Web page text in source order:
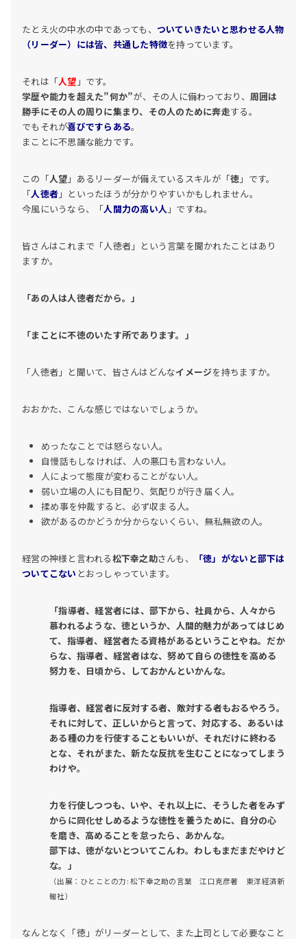
たとえ火の中水の中であっても、 ついていきたいと思わせる人物
（リーダー）には皆、共通した特徴を持っています。
それは「人望 」です。
学歴や能力を超えた”何か”が、その人に備わっており、 周囲は
勝手にその人の周りに集まり、その人のために奔走する。
でもそれが喜びですらある。
まことに不思議な能力です。
この「人望 」あるリーダーが備えているスキルが「徳 」です。
「人徳者 」といったほうが分かりやすいかもしれません。
今風にいうなら、「人間力の高い人 」ですね。
皆さんはこれまで「人徳者」という言葉を聞かれたことはあり
ますか。
「あの人は人徳者だから。」
「まことに不徳のいたす所であります。」
「人徳者」と聞いて、皆さんはどんなイメージを持ちますか。
おおかた、こんな感じではないでしょうか。
めったなことでは怒らない人。
自慢話もしなければ、人の悪口も言わない人。
人によって態度が変わることがない人。
弱い立場の人にも目配り、気配りが行き届く人。
揉め事を仲裁すると、必ず収まる人。
欲があるのかどうか分からないくらい、無私無欲の人。
経営の神様と言われる松下幸之助さんも、
「徳」がないと部下は
ついてこない とおっしゃっています。
「指導者、経営者には、部下から、社員から、人々から
慕われるような、徳というか、人間的魅力があってはじめ
て、指導者、経営者たる資格があるということやね。だか
らな、指導者、経営者はな、努めて自らの徳性を高める
努力を、日頃から、しておかんといかんな。
指導者、経営者に反対する者、敵対する者もおるやろう。
それに対して、正しいからと言って、対応する、あるいは
ある種の力を行使することもいいが、それだけに終わる
とな、それがまた、新たな反抗を生むことになってしまう
わけや。
力を行使しつつも、いや、それ以上に、そうした者をみず
からに同化せしめるような徳性を養うために、自分の心
を磨き、高めることを怠ったら、あかんな。
部下は、徳がないとついてこんわ。わしもまだまだやけど
な。」
（出展：ひとことの力: 松下幸之助の言葉 江口克彦著 東洋経済新
報社）
なんとなく「徳」がリーダーとして、また上司として必要なこと